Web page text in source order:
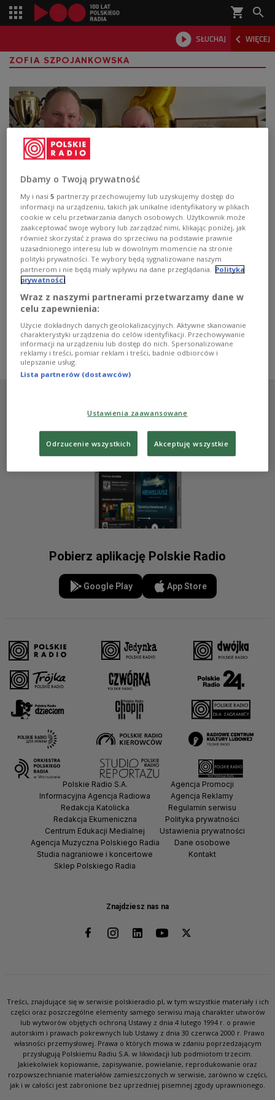
shopping_cart 
 SŁUCHAJ  WIĘCEJ

ZOFIA SZPOJANKOWSKA
Jak uratować polskie księgarnie przed
unicestwieniem?
Ratowanie księgarń jest ratowaniem polskiej kultury –
przekonują polscy księgarze. O coraz słabszej pozycji
tradycyjnych księgarń w walce ze sklepami
internetowymi oraz potrzebie prawnego uregulowania
polskiego rynku księgarskiego rozmawiali Max
Cegielski i jego goście w audycji "Trzy strony dźwięku".
Zobacz więcej na temat:książki ekonomia Trójka
Max Cegielski Łukasz Zych
Pobierz aplikację Polskie Radio
Google Play App Store
Znajdziesz nas na
Polskie Radio S.A.
Informacyjna Agencja Radiowa
Redakcja Katolicka
Redakcja Ekumeniczna
Centrum Edukacji Medialnej
Agencja Muzyczna Polskiego Radia
Studia nagraniowe i koncertowe
Sklep Polskiego Radia
Agencja Promocji
Agencja Reklamy
Regulamin serwisu
Polityka prywatności
Ustawienia prywatności
Dane osobowe
Kontakt
Treści, znajdujące się w serwisie polskieradio.pl, w tym wszystkie materiały i ich
części oraz poszczególne elementy samego serwisu mają charakter utworów
lub wytworów objętych ochroną Ustawy z dnia 4 lutego 1994 r. o prawie
autorskim i prawach pokrewnych lub Ustawy z dnia 30 czerwca 2000 r. Prawo
własności przemysłowej. Prawa o których mowa w zdaniu poprzedzającym
przysługują Polskiemu Radiu S.A. w likwidacji lub podmiotom trzecim.
Jakiekolwiek kopiowanie, zapisywanie, powielanie, reprodukowanie oraz
rozpowszechnianie materiałów zamieszczonych w serwisie, zarówno w części,
jak i w całości jest zabronione bez uprzedniej pisemnej zgody uprawnionego.
Dbamy o Twoją prywatność
My i nasi5 partnerzy przechowujemy lub uzyskujemy dostęp do
informacji na urządzeniu, takich jak unikalne identyfikatory w plikach
cookie w celu przetwarzania danych osobowych. Użytkownik może
zaakceptować swoje wybory lub zarządzać nimi, klikając poniżej, jak
również skorzystać z prawa do sprzeciwu na podstawie prawnie
uzasadnionego interesu lub w dowolnym momencie na stronie
polityki prywatności. Te wybory będą sygnalizowane naszym
partnerom i nie będą miały wpływu na dane przeglądania.
Polityka
prywatności
Wraz z naszymi partnerami przetwarzamy dane w
celu zapewnienia:
Użycie dokładnych danych geolokalizacyjnych. Aktywne skanowanie
charakterystyki urządzenia do celów identyfikacji. Przechowywanie
informacji na urządzeniu lub dostęp do nich. Spersonalizowane
reklamy i treści, pomiar reklam i treści, badnie odbiorców i
ulepszanie usług.
Lista partnerów (dostawców)
Ustawienia zaawansowane
Odrzucenie wszystkich Akceptuję wszystkie